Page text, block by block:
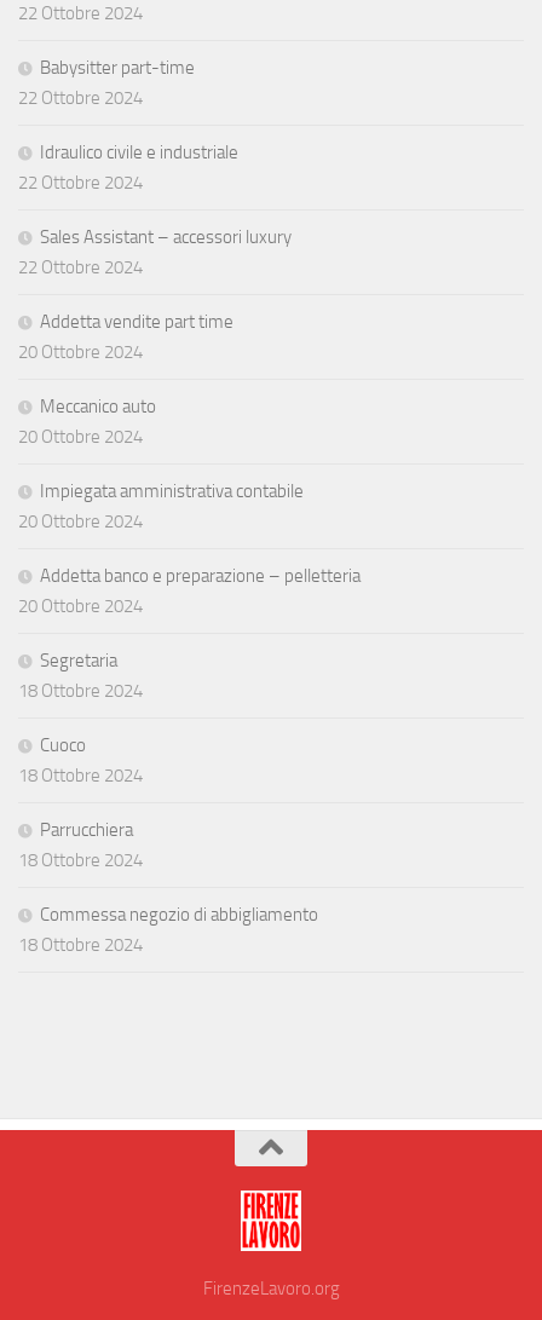
22 Ottobre 2024
Babysitter part-time
22 Ottobre 2024
Idraulico civile e industriale
22 Ottobre 2024
Sales Assistant – accessori luxury
22 Ottobre 2024
Addetta vendite part time
20 Ottobre 2024
Meccanico auto
20 Ottobre 2024
Impiegata amministrativa contabile
20 Ottobre 2024
Addetta banco e preparazione – pelletteria
20 Ottobre 2024
Segretaria
18 Ottobre 2024
Cuoco
18 Ottobre 2024
Parrucchiera
18 Ottobre 2024
Commessa negozio di abbigliamento
18 Ottobre 2024
FirenzeLavoro.org